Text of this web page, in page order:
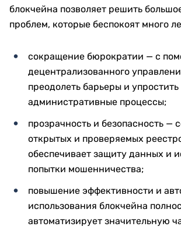
блокчейна позволяет решить
проблем, которые беспокоят много
сокращение бюрократии — с
децентрализованного
преодолеть барьеры и упростить
административные процессы;
прозрачность и безопасность —
открытых и проверяемых
обеспечивает защиту данных и
попытки мошенничества;
повышение эффективности и
использования блокчейна
автоматизирует значительную